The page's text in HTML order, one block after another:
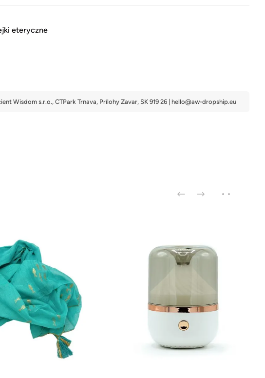
eteryczne